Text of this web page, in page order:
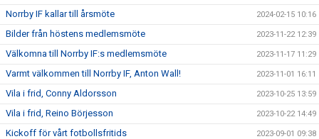
Norrby IF kallar till årsmöte 2024-02-15 10:16
Bilder från höstens medlemsmöte 2023-11-22 12:39
Välkomna till Norrby IF:s medlemsmöte 2023-11-17 11:29
Varmt välkommen till Norrby IF, Anton Wall! 2023-11-01 16:11
Vila i frid, Conny Aldorsson 2023-10-25 13:59
Vila i frid, Reino Börjesson 2023-10-22 14:49
Kickoff för vårt fotbollsfritids 2023-09-01 09:38